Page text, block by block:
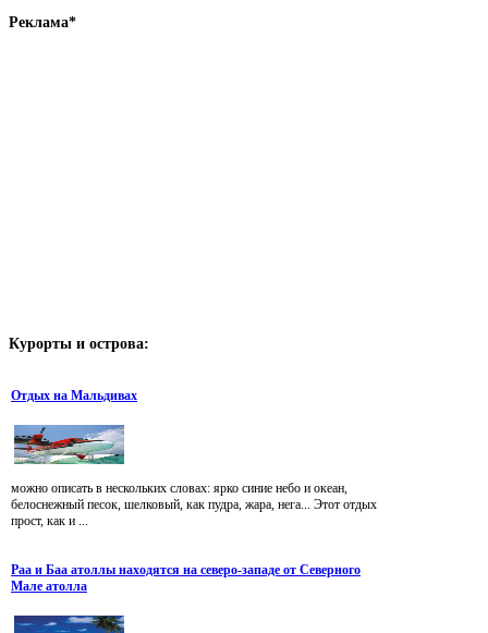
Реклама*
Курорты и острова:
Отдых на Мальдивах
можно описать в нескольких словах: ярко синие небо и океан,
белоснежный песок, шелковый, как пудра, жара, нега... Этот отдых
прост, как и ...
Раа и Баа атоллы находятся на северо-западе от Северного
Мале атолла